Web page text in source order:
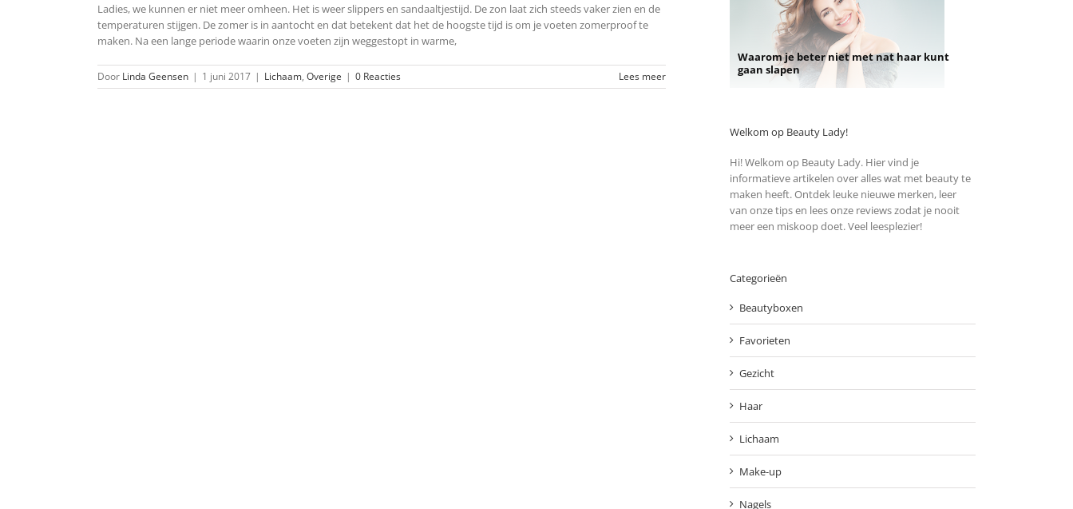
Ladies, we kunnen er niet meer omheen. Het is weer slippers en sandaaltjestijd. De zon laat zich steeds vaker zien en de
temperaturen stijgen. De zomer is in aantocht en dat betekent dat het de hoogste tijd is om je voeten zomerproof te
maken. Na een lange periode waarin onze voeten zijn weggestopt in warme,
Door Linda Geensen | 1 juni 2017 | Lichaam, Overige | 0 Reacties Lees meer
Waarom je beter niet met nat haar kunt
gaan slapen
Welkom op Beauty Lady!
Hi! Welkom op Beauty Lady. Hier vind je
informatieve artikelen over alles wat met beauty te
maken heeft. Ontdek leuke nieuwe merken, leer
van onze tips en lees onze reviews zodat je nooit
meer een miskoop doet. Veel leesplezier!
Categorieën
Beautyboxen
Favorieten
Gezicht
Haar
Lichaam
Make-up
Nagels